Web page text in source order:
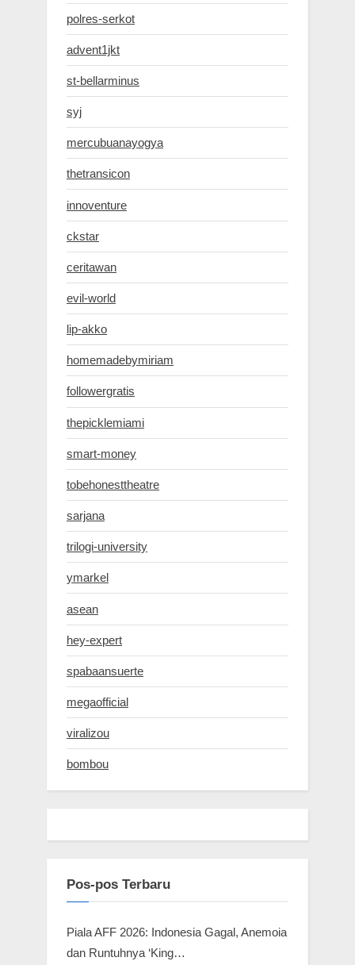
polres-serkot
advent1jkt
st-bellarminus
syj
mercubuanayogya
thetransicon
innoventure
ckstar
ceritawan
evil-world
lip-akko
homemadebymiriam
followergratis
thepicklemiami
smart-money
tobehonesttheatre
sarjana
trilogi-university
ymarkel
asean
hey-expert
spabaansuerte
megaofficial
viralizou
bombou
Pos-pos Terbaru
Piala AFF 2026: Indonesia Gagal, Anemoia
dan Runtuhnya ‘King…